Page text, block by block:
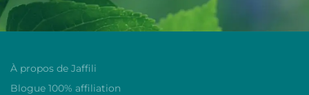
À propos de Jaffili
Blogue 100% affiliation